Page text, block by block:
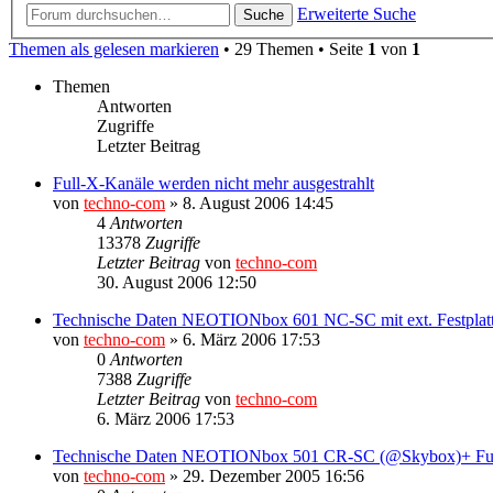
Suche
Erweiterte Suche
Themen als gelesen markieren • 29 Themen • Seite 1 von 1
Themen
Antworten
Zugriffe
Letzter Beitrag
Full-X-Kanäle werden nicht mehr ausgestrahlt
von techno-com » 8. August 2006 14:45
4 Antworten
13378 Zugriffe
Letzter Beitrag von techno-com
30. August 2006 12:50
Technische Daten NEOTIONbox 601 NC-SC mit ext.
von techno-com » 6. März 2006 17:53
0 Antworten
7388 Zugriffe
Letzter Beitrag von techno-com
6. März 2006 17:53
Technische Daten NEOTIONbox 501 CR-SC (@Skybox)+
von techno-com » 29. Dezember 2005 16:56